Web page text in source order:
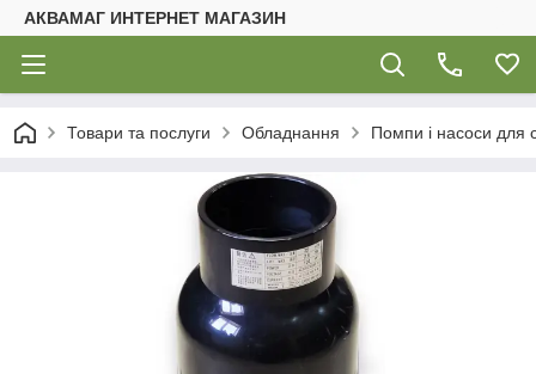
АКВАМАГ ИНТЕРНЕТ МАГАЗИН
Товари та послуги Обладнання Помпи і насоси для